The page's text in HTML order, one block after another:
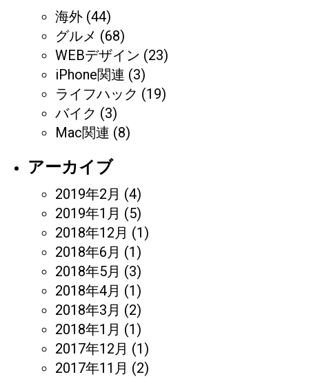
海外 (44)
グルメ (68)
WEBデザイン (23)
iPhone関連 (3)
ライフハック (19)
バイク (3)
Mac関連 (8)
アーカイブ
2019年2月 (4)
2019年1月 (5)
2018年12月 (1)
2018年6月 (1)
2018年5月 (3)
2018年4月 (1)
2018年3月 (2)
2018年1月 (1)
2017年12月 (1)
2017年11月 (2)